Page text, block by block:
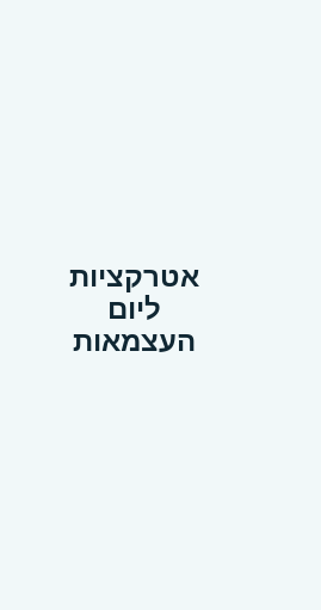
אטרקציות
ליום
העצמאות